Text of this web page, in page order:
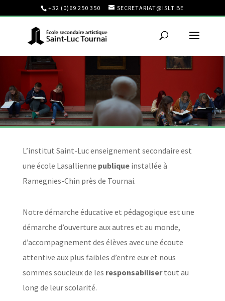
+32 (0)69 250 350 SECRETARIAT@ISLT.BE
L’institut Saint-Luc enseignement secondaire est
une école Lasallienne publiqueinstallée à
Ramegnies-Chin près de Tournai.
Notre démarche éducative et pédagogique est une
démarche d’ouverture aux autres et au monde,
d’accompagnement des élèves avec une écoute
attentive aux plus faibles d’entre eux et nous
sommes soucieux de les responsabilisertout au
long de leur scolarité.